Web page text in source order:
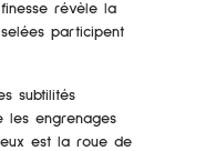
révèle la
participent
subtilités
les engrenages
est la roue de